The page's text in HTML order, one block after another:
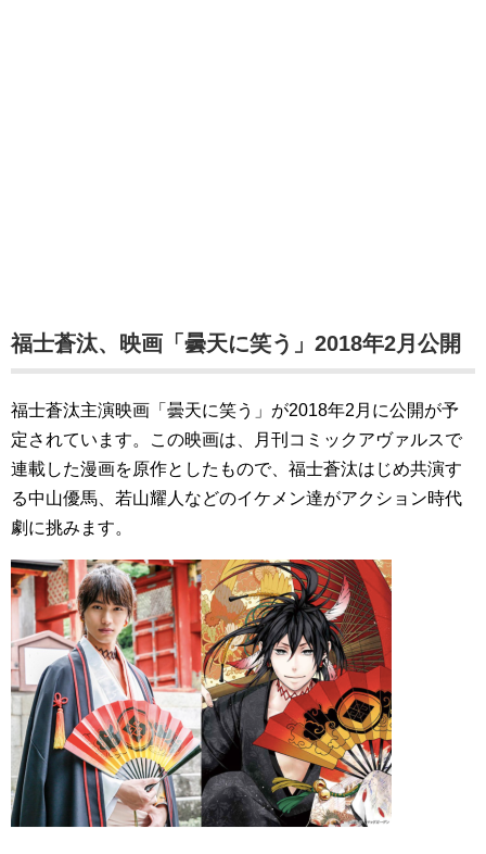
福士蒼汰、映画「曇天に笑う」2018年2月公開
福士蒼汰主演映画「曇天に笑う」が2018年2月に公開が予
定されています。この映画は、月刊コミックアヴァルスで
連載した漫画を原作としたもので、福士蒼汰はじめ共演す
る中山優馬、若山耀人などのイケメン達がアクション時代
劇に挑みます。